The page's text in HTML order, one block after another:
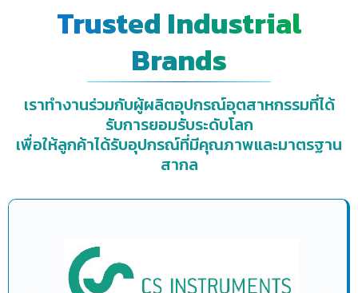
Trusted Industrial
Brands
เราทำงานร่วมกับผู้ผลิตอุปกรณ์อุตสาหกรรมที่ได้
รับการยอมรับระดับโลก
เพื่อให้ลูกค้าได้รับอุปกรณ์ที่มีคุณภาพและมาตรฐาน
สากล